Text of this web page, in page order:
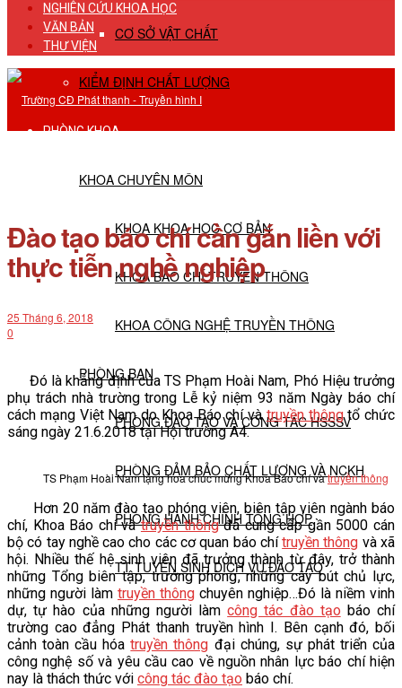
CƠ SỞ VẬT CHẤT
KIỂM ĐỊNH CHẤT LƯỢNG
PHÒNG KHOA
KHOA CHUYÊN MÔN
KHOA KHOA HỌC CƠ BẢN
KHOA BÁO CHÍ TRUYỀN THÔNG
KHOA CÔNG NGHỆ TRUYỀN THÔNG
PHÒNG BAN
PHÒNG ĐÀO TẠO VÀ CÔNG TÁC HSSSV
PHÒNG ĐẢM BẢO CHẤT LƯỢNG VÀ NCKH
PHÒNG HÀNH CHÍNH TỔNG HỢP
TT TUYỂN SINH DỊCH VỤ ĐÀO TẠO
NGHIÊN CỨU KHOA HỌC
VĂN BẢN
NGHIÊN CỨU KHOA HỌC
VĂN BẢN
THƯ VIỆN
Đào tạo báo chí cần gắn liền với
thực tiễn nghề nghiệp
25 Tháng 6, 2018
0
Đó là khẳng định của TS Phạm Hoài Nam, Phó Hiệu trưởng
phụ trách nhà trường trong Lễ kỷ niệm 93 năm Ngày báo chí
cách mạng Việt Nam do Khoa Báo chí vàtruyền thôngtổ chức
sáng ngày 21.6.2018 tại Hội trường A4.
TS Phạm Hoài Nam tặng hoa chúc mừng Khoa Báo chí vàtruyền thông
Hơn 20 năm đào tạo phóng viên, biên tập viên ngành báo
chí, Khoa Báo chí vàtruyền thôngđã cung cấp gần 5000 cán
bộ có tay nghề cao cho các cơ quan báo chítruyền thông và xã
hội. Nhiều thế hệ sinh viên đã trưởng thành từ đây, trở thành
những Tổng biên tập, trưởng phòng, những cây bút chủ lực,
những người làm truyền thông chuyên nghiệp…Đó là niềm vinh
dự, tự hào của những người làmcông tác đào tạo báo chí
trường cao đẳng Phát thanh truyền hình I. Bên cạnh đó, bối
cảnh toàn cầu hóatruyền thông đại chúng, sự phát triển của
công nghệ số và yêu cầu cao về nguồn nhân lực báo chí hiện
nay là thách thức với công tác đào tạo báo chí.